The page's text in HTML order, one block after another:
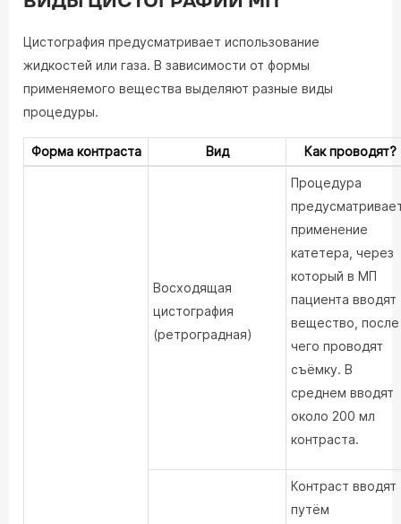
Цистография предусматривает использование
жидкостей или газа. В зависимости от формы
применяемого вещества выделяют разные виды
процедуры.
Форма контраста Вид Как проводят?
Восходящая
цистография
(ретроградная)
Процедура
применение
катетера, через
который в МП
пациента вводят
вещество, после
чего проводят
съёмку. В
среднем вводят
около 200 мл
контраста.
Контраст вводят
путём